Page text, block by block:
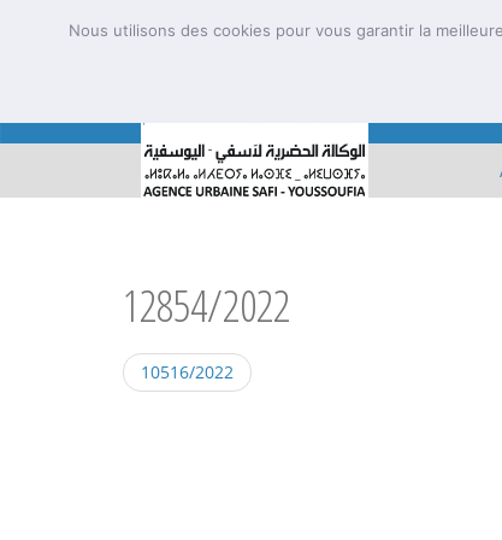
12854/2022
10516/2022
Nous utilisons des cookies pour vous garantir la